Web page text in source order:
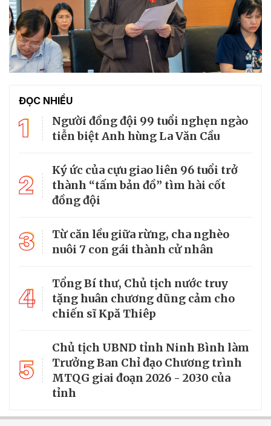
ĐỌC NHIỀU
1
Người đồng đội 99 tuổi nghẹn ngào
tiễn biệt Anh hùng La Văn Cầu
2
Ký ức của cựu giao liên 96 tuổi trở
thành “tấm bản đồ” tìm hài cốt
đồng đội
3
Từ căn lều giữa rừng, cha nghèo
nuôi 7 con gái thành cử nhân
4
Tổng Bí thư, Chủ tịch nước truy
tặng huân chương dũng cảm cho
chiến sĩ Kpă Thiêp
5
Chủ tịch UBND tỉnh Ninh Bình làm
Trưởng Ban Chỉ đạo Chương trình
MTQG giai đoạn 2026 - 2030 của
tỉnh